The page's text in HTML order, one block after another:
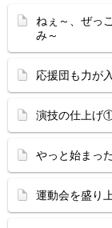
ねぇ～、ぜ
み～
応援団も力が
演技の仕上
やっと始まっ
運動会を盛